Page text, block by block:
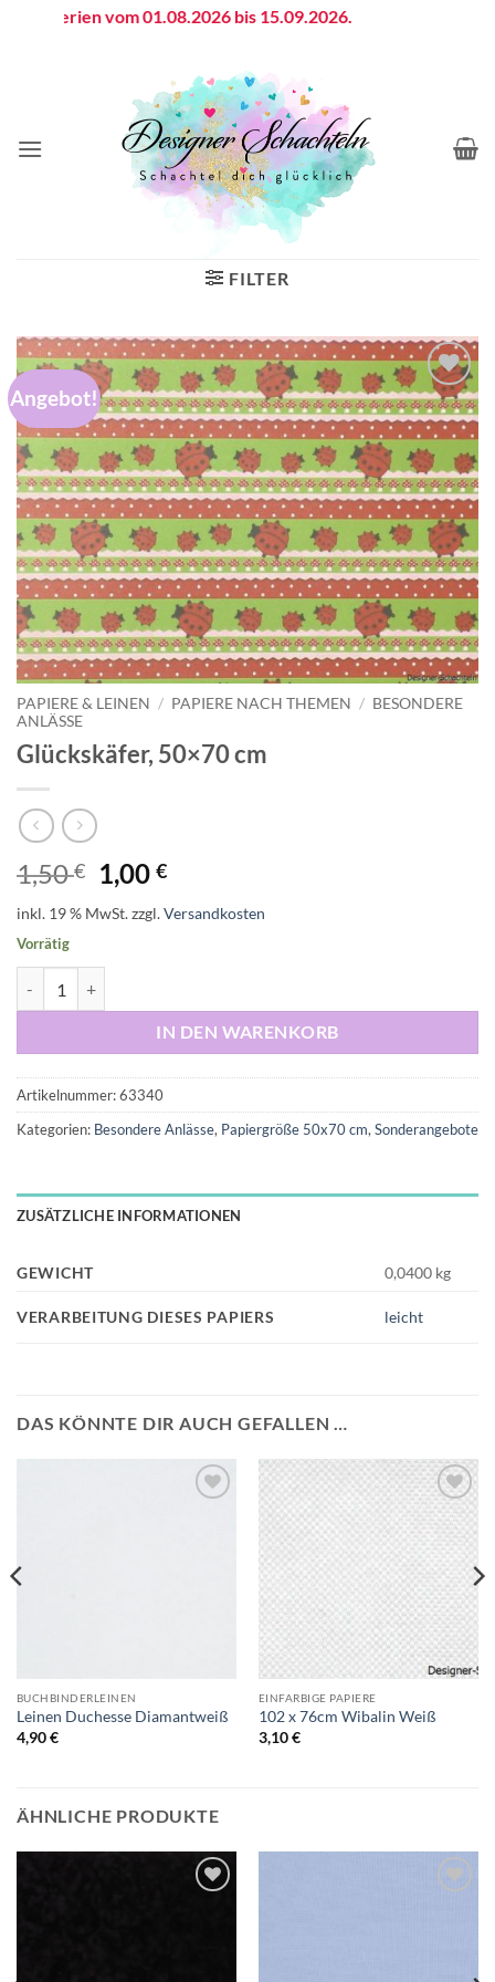
vom 01.08.2026 bis 15.09.2026.
FILTER
Angebot!
Auf die
Wunschliste
PAPIERE & LEINEN / PAPIERE NACH THEMEN / BESONDERE
ANLÄSSE
Glückskäfer, 50×70 cm
1,50€
Ursprünglicher
Preis
war:
1,00€Aktueller
ist:
inkl. 19 % MwSt.zzgl.Versandkosten
Vorrätig
IN DEN WARENKORB
Artikelnummer:63340
Kategorien: Besondere Anlässe, Papiergröße 50x70 cm, Sonderangebote
ZUSÄTZLICHE INFORMATIONEN
GEWICHT 0,0400 kg
VERARBEITUNG DIESES PAPIERS leicht
DAS KÖNNTE DIR AUCH GEFALLEN …
BUCHBINDERLEINEN
Leinen Duchesse Diamantweiß
4,90€
Auf die
Wunschliste
EINFARBIGE PAPIERE
102 x 76cm Wibalin Weiß
3,10€
ÄHNLICHE PRODUKTE